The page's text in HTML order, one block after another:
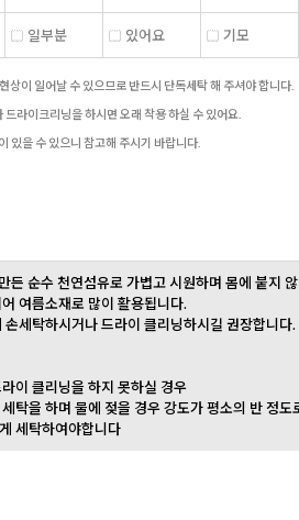
일부분 있어요 기모
상이 일어날 수 있으므로 반드시 단독세탁 해 주셔야 합니다.
라이크리닝을 하시면 오래 착용 하실 수 있어요.
있을 수 있으니 참고해 주시기 바랍니다.
든 순수 천연섬유로 가볍고 시원하며 몸에 붙지 않
여름소재로 많이 활용됩니다.
세탁하시거나 드라이 클리닝하시길 권장합니다.
이 클리닝을 하지 못하실 경우
탁을 하며 물에 젖을 경우 강도가 평소의 반 정도
세탁하여야합니다